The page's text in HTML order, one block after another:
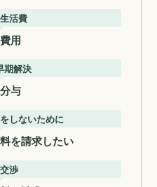
活費
用
期解決
与
しないために
を請求したい
渉